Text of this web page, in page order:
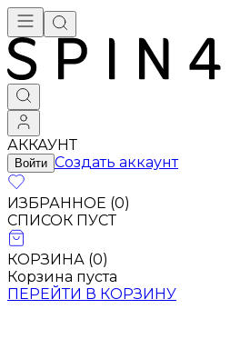
АККАУНТ
Войти Создать аккаунт
ИЗБРАННОЕ (0)
СПИСОК ПУСТ
КОРЗИНА (0)
Корзина пуста
ПЕРЕЙТИ В КОРЗИНУ
Брендовая одежда - купить в Москве